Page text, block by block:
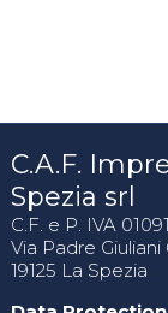
C.A.F.
Spezia srl
C.F. e P. IVA
Via Padre Giuliani
19125 La Spezia